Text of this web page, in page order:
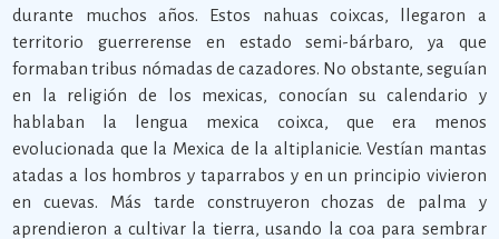
durante muchos años. Estos nahuas coixcas, llegaron a
territorio guerrerense en estado semi-bárbaro, ya que
formaban tribus nómadas de cazadores. No obstante, seguían
en la religión de los mexicas, conocían su calendario y
hablaban la lengua mexica coixca, que era menos
evolucionada que la Mexica de la altiplanicie. Vestían mantas
atadas a los hombros y taparrabos y en un principio vivieron
en cuevas. Más tarde construyeron chozas de palma y
aprendieron a cultivar la tierra, usando la coa para sembrar